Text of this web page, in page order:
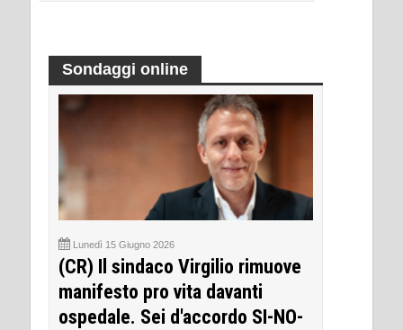
Sondaggi online
Lunedì 15 Giugno 2026
(CR) Il sindaco Virgilio rimuove
manifesto pro vita davanti
ospedale. Sei d'accordo SI-NO-